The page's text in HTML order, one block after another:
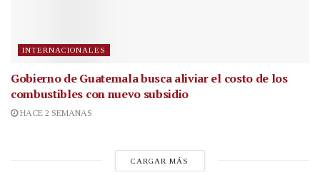
INTERNACIONALES
Gobierno de Guatemala busca aliviar el costo de los
combustibles con nuevo subsidio
HACE 2 SEMANAS
CARGAR MÁS